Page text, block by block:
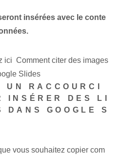
insérées avec le conte
ici Comment citer des images
Slides
RACCOURCI
INSÉRER DES LI
DANS GOOGLE S
vous souhaitez copier com